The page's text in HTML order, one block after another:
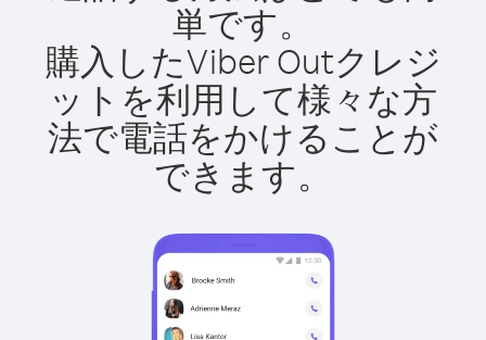
単です。
購入したViber Outクレジ
ットを利用して様々な方
法で電話をかけることが
できます。